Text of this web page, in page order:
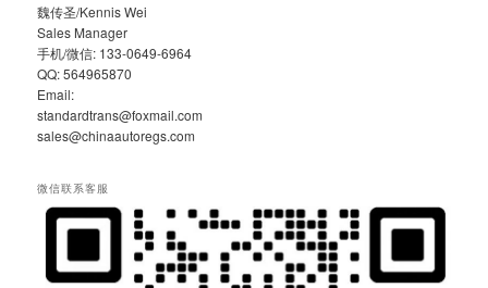
魏传圣/Kennis Wei
Sales Manager
手机/微信: 133-0649-6964
QQ: 564965870
Email:
standardtrans@foxmail.com
sales@chinaautoregs.com
微信联系客服